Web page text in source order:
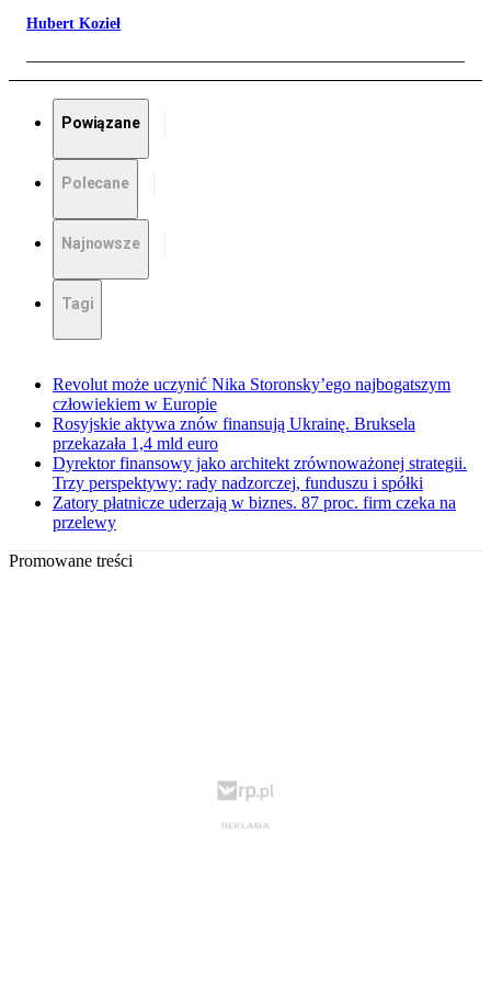
Hubert Kozieł
Powiązane
Polecane
Najnowsze
Tagi
Revolut może uczynić Nika Storonsky’ego najbogatszym
człowiekiem w Europie
Rosyjskie aktywa znów finansują Ukrainę. Bruksela
przekazała 1,4 mld euro
Dyrektor finansowy jako architekt zrównoważonej strategii.
Trzy perspektywy: rady nadzorczej, funduszu i spółki
Zatory płatnicze uderzają w biznes. 87 proc. firm czeka na
przelewy
Promowane treści